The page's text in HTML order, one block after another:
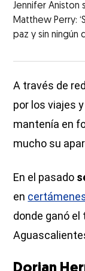
Jennifer Aniston
Matthew Perry:
paz y sin ningún
A través de
por los viajes
mantenía en
mucho su
En el pasado
en
donde ganó